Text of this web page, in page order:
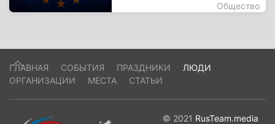
Общество
ГЛАВНАЯ СОБЫТИЯ ПРАЗДНИКИ
ЛЮДИ
ОРГАНИЗАЦИИ
МЕСТА СТАТЬИ
© 2021 RusTeam.media